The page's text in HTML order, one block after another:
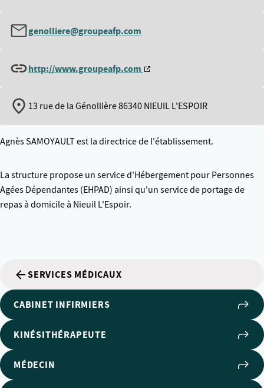
genolliere@groupeafp.com
http://www.groupeafp.com
13 rue de la Génollière 86340 NIEUIL L'ESPOIR
Agnès SAMOYAULT est la directrice de l'établissement.
La structure propose un service d'Hébergement pour Personnes
Agées Dépendantes (EHPAD) ainsi qu'un service de portage de
repas à domicile à Nieuil L'Espoir.
SERVICES MÉDICAUX
CABINET INFIRMIERS
KINÉSITHÉRAPEUTE
MÉDECIN